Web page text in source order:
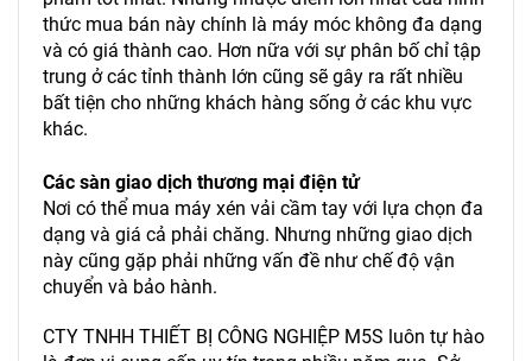
thức mua bán này chính là máy móc không đa dạng
và có giá thành cao. Hơn nữa với sự phân bố chỉ tập
trung ở các tỉnh thành lớn cũng sẽ gây ra rất nhiều
bất tiện cho những khách hàng sống ở các khu vực
khác.
Các sàn giao dịch thương mại điện tử
Nơi có thể mua máy xén vải cầm tay với lựa chọn đa
dạng và giá cả phải chăng. Nhưng những giao dịch
này cũng gặp phải những vấn đề như chế độ vận
chuyển và bảo hành.
CTY TNHH THIẾT BỊ CÔNG NGHIỆP M5S luôn tự hào